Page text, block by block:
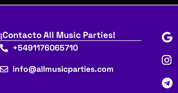
¡Contacto All Music Parties!
+5491176065710
info@allmusicparties.com